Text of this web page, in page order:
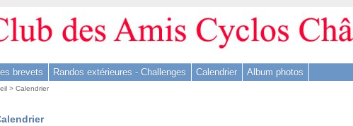
brevets Randos extérieures - Challenges Calendrier Album photos
>Calendrier